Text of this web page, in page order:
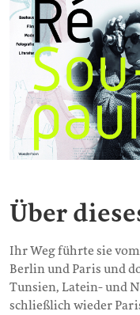
Über
Ihr Weg führte sie
Berlin und Paris und
Tunsien, Latein- und
schließlich wieder